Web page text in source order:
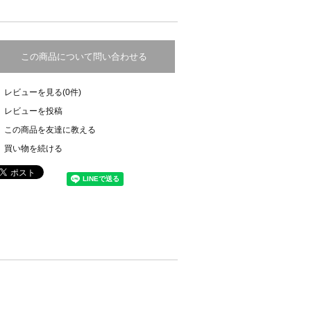
この商品について問い合わせる
レビューを見る(0件)
レビューを投稿
この商品を友達に教える
買い物を続ける